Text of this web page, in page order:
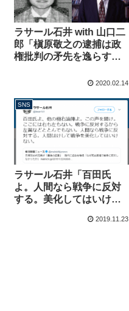
ラサール石井 with 山口二
郎「槇原敬之の逮捕は政
権批判の矛先を逸らすた
2020.02.14
SNS
ラサール石井「百田氏
よ。人間なら戦争に反対
する。美化してはいけな
ずっと戦争反対だが、何
2019.11.23